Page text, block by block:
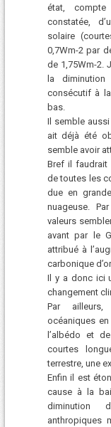
état,
constatée,
solaire
0,7Wm-2 par
de 1,75Wm-2.
la
consécutif à
bas.
Il semble
ait déjà été
semble avoir
Bref il faudrait
de toutes les
due en
nuageuse.
valeurs
avant par le
attribué à
carbonique
Il y a donc ici
changement
Par ailleurs,
océaniques
l’albédo et
courtes
terrestre, une
Enfin il est
cause à la
diminution
anthropiques